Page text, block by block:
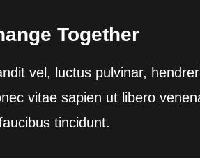
Together
vel, luctus pulvinar,
vitae sapien ut libero
tincidunt.